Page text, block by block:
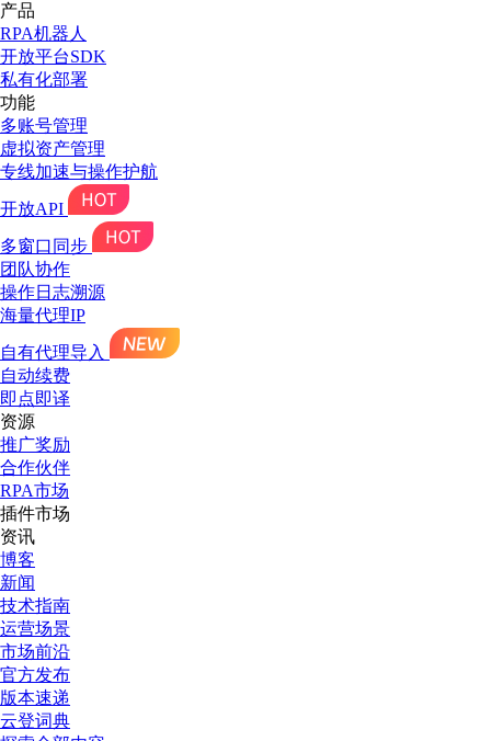
产品
RPA机器人
开放平台SDK
私有化部署
功能
多账号管理
虚拟资产管理
专线加速与操作护航
开放API
多窗口同步
团队协作
操作日志溯源
海量代理IP
自有代理导入
自动续费
即点即译
资源
推广奖励
合作伙伴
RPA市场
插件市场
资讯
博客
新闻
技术指南
运营场景
市场前沿
官方发布
版本速递
云登词典